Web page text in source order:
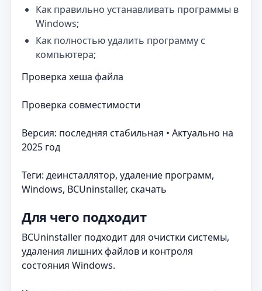
Как правильно устанавливать программы в
Windows;
Как полностью удалить программу с
компьютера;
Проверка хеша файла
Проверка совместимости
Версия: последняя стабильная • Актуально на
2025 год
Теги: деинсталлятор, удаление программ,
Windows, BCUninstaller, скачать
Для чего подходит
BCUninstaller подходит для очистки системы,
удаления лишних файлов и контроля
состояния Windows.